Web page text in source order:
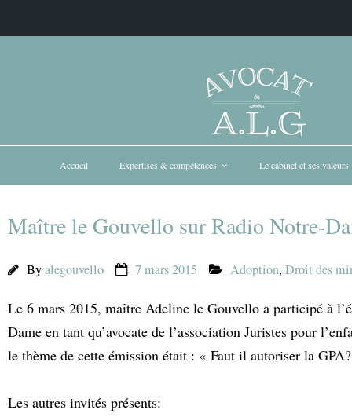
Accueil Expertises & compétences Le cabinet et ses valeurs
Maître le Gouvello sur Radio Notre-
Byalegouvello 7 mars 2015 Adoption, Droit des
Le 6 mars 2015, maître Adeline le Gouvello a participé à
Dame en tant qu’avocate de l’association Juristes pour
le thème de cette émission était : « Faut il autoriser la
Les autres invités présents: